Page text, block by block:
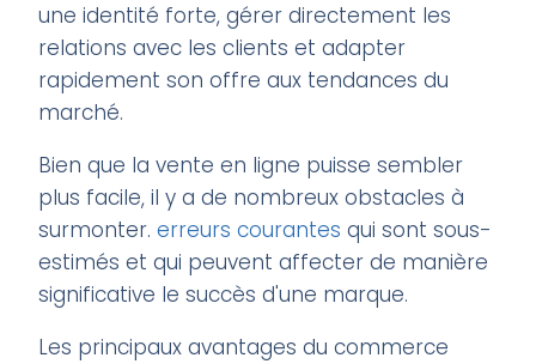
une identité forte, gérer directement les
relations avec les clients et adapter
rapidement son offre aux tendances du
marché.
Bien que la vente en ligne puisse sembler
plus facile, il y a de nombreux obstacles à
surmonter.erreurs courantesqui sont sous-
estimés et qui peuvent affecter de manière
significative le succès d'une marque.
Les principaux avantages du commerce